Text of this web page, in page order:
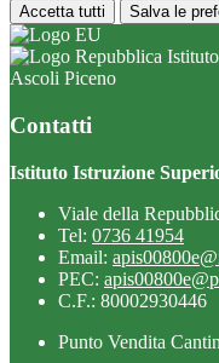
Accetta tutti Salva le
Ascoli Piceno
Contatti
Istituto Istruzione
Viale della
Tel: 0736 41954
Email:
PEC:
C.F.: 80002930446
Punto Vendita